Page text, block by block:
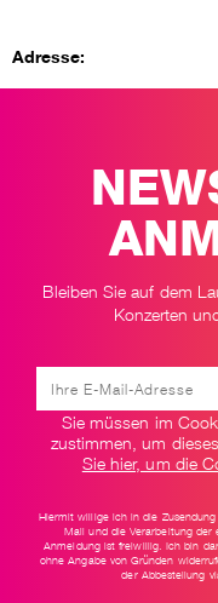
Adresse:
Club Ebene Eins e. V.
Kartenvorverkauf vor Ort:
Club Ebene Eins e. V.
Tel. 0 62 35 – 92 03 99
www.clubebeneeins.de
Termine und
Newsletter
Bleiben Sie auf dem
Konzerten
Sie müssen im
zustimmen, um
Sie hier, um die
Hiermit willige ich in die
Mail und die Verarbeitung der
Anmeldung ist freiwillig. Ich bin
ohne Angabe von Gründen
der Abbestellung